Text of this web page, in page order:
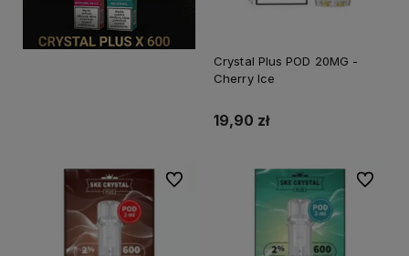
Crystal Plus POD 20MG -
Cherry Ice
19,90 zł
Do ulubionych Do